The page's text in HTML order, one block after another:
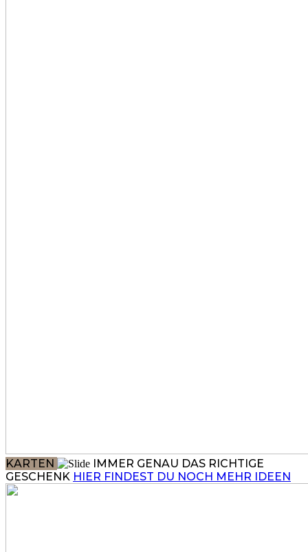
KARTEN
IMMER GENAU DAS RICHTIGE
GESCHENK HIER FINDEST DU NOCH MEHR IDEEN